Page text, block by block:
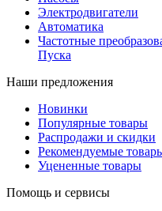
Электродвигатели
Автоматика
Частотные
Пуска
Наши предложения
Новинки
Популярные товары
Распродажи и скидки
Рекомендуемые
Уцененные товары
Помощь и сервисы